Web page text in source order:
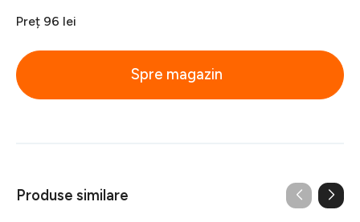
Preț 96 lei
Spre magazin
Produse similare